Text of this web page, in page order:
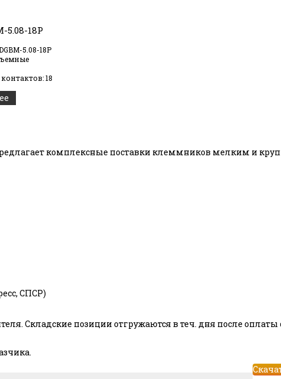
5.08-18P
5.08-18P
18
комплексные поставки клеммников мелким и
СПСР)
Складские позиции отгружаются в теч. дня после оплаты